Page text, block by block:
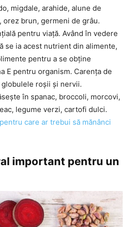
migdale, arahide, alune de
orez brun, germeni de grâu.
pentru viață. Având în vedere
se ia acest nutrient din alimente,
pentru a se obține
E pentru organism. Carența de
globulele roșii și nervii.
în spanac, broccoli, morcovi,
legume verzi, cartofi dulci.
care ar trebui să mănânci
important pentru un